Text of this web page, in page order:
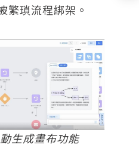
繁瑣流程綁架。
生成畫布功能